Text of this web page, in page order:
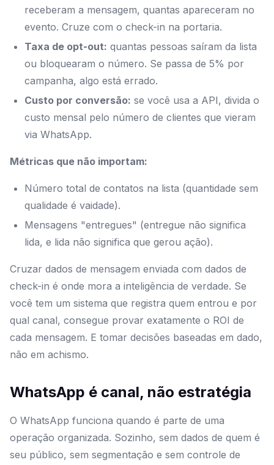
receberam a mensagem, quantas apareceram no
evento. Cruze com o check-in na portaria.
Taxa de opt-out: quantas pessoas saíram da lista
ou bloquearam o número. Se passa de 5% por
campanha, algo está errado.
Custo por conversão: se você usa a API, divida o
custo mensal pelo número de clientes que vieram
via WhatsApp.
Métricas que não importam:
Número total de contatos na lista (quantidade sem
qualidade é vaidade).
Mensagens "entregues" (entregue não significa
lida, e lida não significa que gerou ação).
Cruzar dados de mensagem enviada com dados de
check-in é onde mora a inteligência de verdade. Se
você tem um sistema que registra quem entrou e por
qual canal, consegue provar exatamente o ROI de
cada mensagem. E tomar decisões baseadas em dado,
não em achismo.
WhatsApp é canal, não estratégia
O WhatsApp funciona quando é parte de uma
operação organizada. Sozinho, sem dados de quem é
seu público, sem segmentação e sem controle de